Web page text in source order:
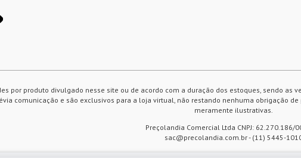
por produto divulgado nesse site ou de acordo com a duração dos estoques, sendo as
comunicação e são exclusivos para a loja virtual, não restando nenhuma obrigação
meramente ilustrativas.
Preçolandia Comercial Ltda CNPJ: 62.270.186/
sac@precolandia.com.br - (11) 5445-